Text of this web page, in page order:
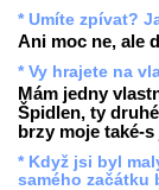
* Umíte zpívat?
Ani moc ne, ale
* Vy hrajete na
Mám jedny
Špidlen, ty
brzy moje také-
* Když jsi byl
samého začátku